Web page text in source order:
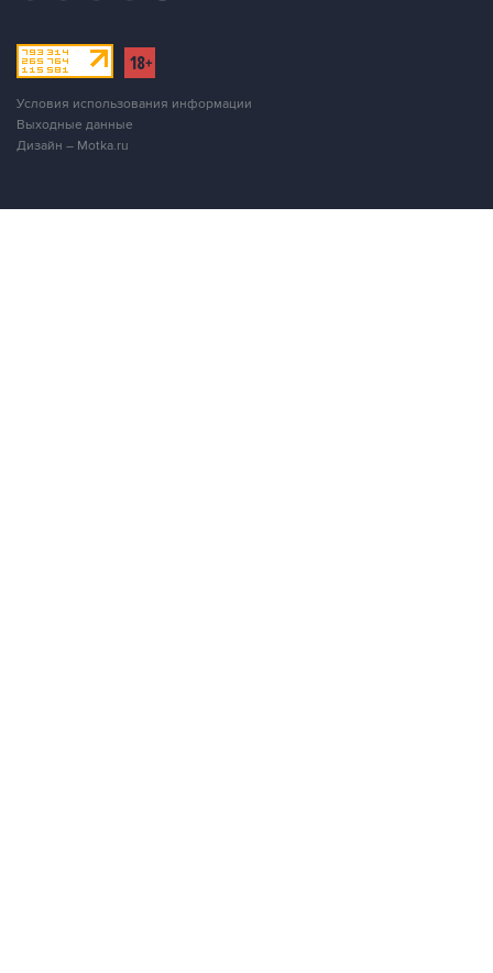
Условия использования информации
Выходные данные
Дизайн – Motka.ru